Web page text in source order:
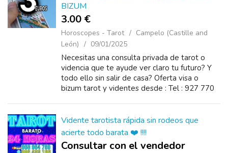
BIZUM
3.00 €
Horoscopes - Tarot
Campelo (Castille and
León)
09/01/2025
Necesitas una consulta privada de tarot o
videncia que te ayude ver claro tu futuro? Y
todo ello sin salir de casa? Oferta visa o
bizum tarot y videntes desde : Tel : 927 770
Vidente tarotista rápida sin rodeos que
acierte todo barata ❤️ !!!!
Consultar con el vendedor